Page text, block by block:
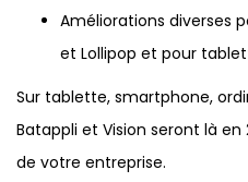
Améliorations diverses
et Lollipop et pour
Sur tablette, smartphone,
Batappli et Vision seront là
de votre entreprise.